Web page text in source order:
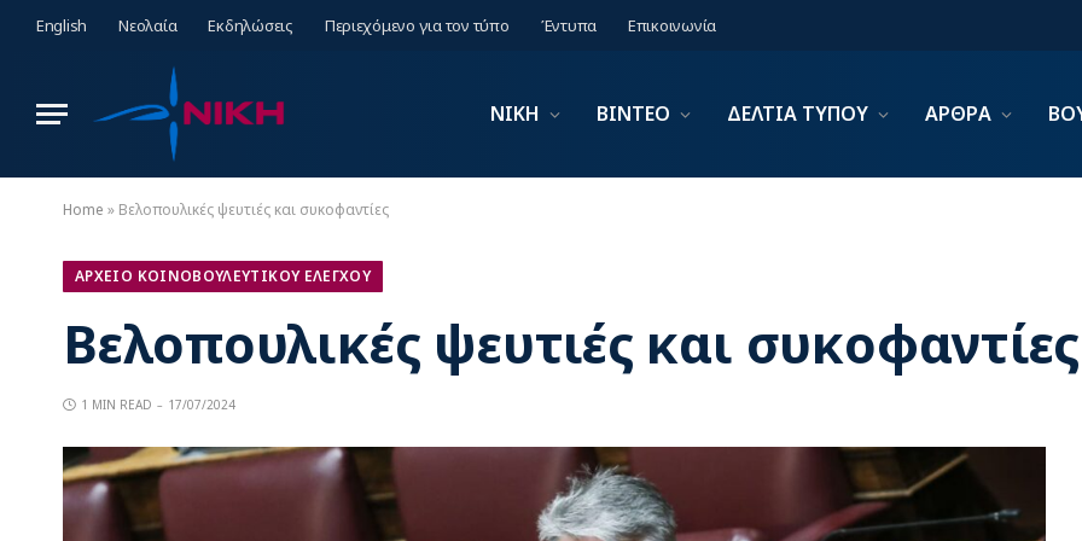
English Νεολαία Εκδηλώσεις Περιεχόμενο για τον τύπο Έντυπα Επικοινωνία
ΝΙΚΗ ΒΙΝΤΕΟ ΔΕΛΤΙΑ ΤΥΠΟΥ ΑΡΘΡΑ
Home » Βελοπουλικές ψευτιές και συκοφαντίες
ΑΡΧΕΙΟ ΚΟΙΝΟΒΟΥΛΕΥΤΙΚΟΥ ΕΛΕΓΧΟΥ
Βελοπουλικές ψευτιές και συκοφαντίες
1 MIN READ 17/07/2024